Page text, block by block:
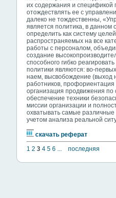
их содержания и спецификой
отождествлять ее с
далеко не тождественны,
является политика, в данном
определить как систему
распространяемых на все
работы с персоналом,
создание
способного гибко
политики являются: во-
наем, высвобождение (выход
работников, профориентация
организация продвижения по
обеспечение техники
миссии организации и
охватывать самые различные
учетом анализа реальной
скачать реферат
1 2 3 4 5 6 ... последняя